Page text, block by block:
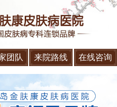
团队 来院路线 在线咨询